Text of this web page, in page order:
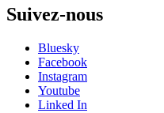
Suivez-nous
Bluesky
Facebook
Instagram
Youtube
Linked In